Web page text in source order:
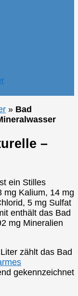
» Bad
–
ein Stilles
mg Kalium, 14 mg
5 mg Sulfat
enthält das Bad
mg Mineralien
zählt das Bad
gekennzeichnet